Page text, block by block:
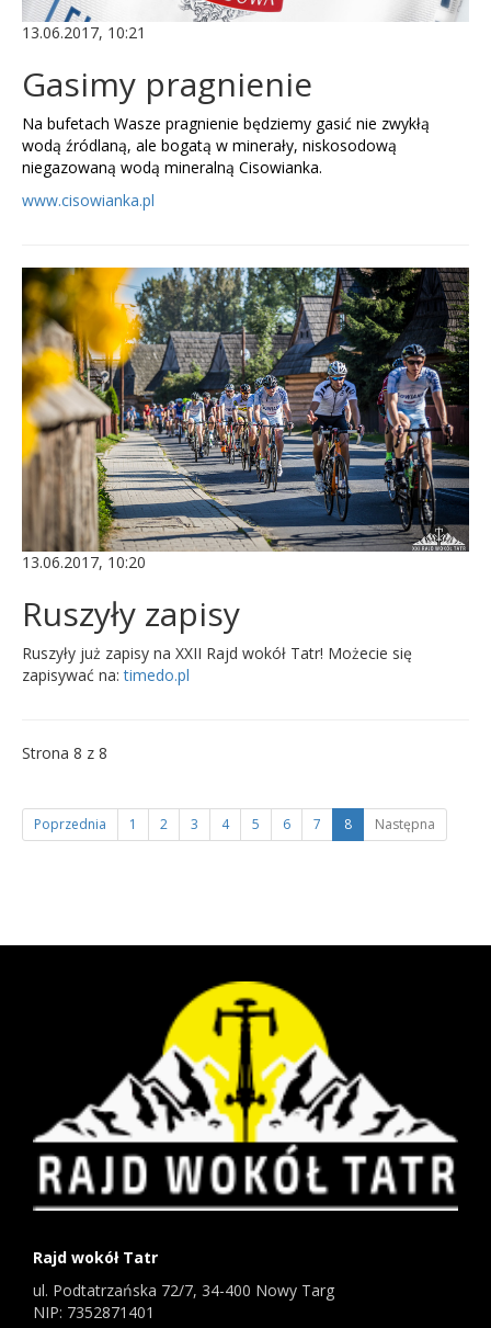
13.06.2017, 10:21
Gasimy pragnienie
Na bufetach Wasze pragnienie będziemy gasić nie zwykłą
wodą źródlaną, ale bogatą w minerały, niskosodową
niegazowaną wodą mineralną Cisowianka.
www.cisowianka.pl
13.06.2017, 10:20
Ruszyły zapisy
Ruszyły już zapisy na XXII Rajd wokół Tatr! Możecie się
zapisywać na:timedo.pl
Strona 8 z 8
Poprzednia 1 2 3 4 5 6 7 8 Następna
Rajd wokół Tatr
ul. Podtatrzańska 72/7, 34-400 Nowy Targ
NIP: 7352871401